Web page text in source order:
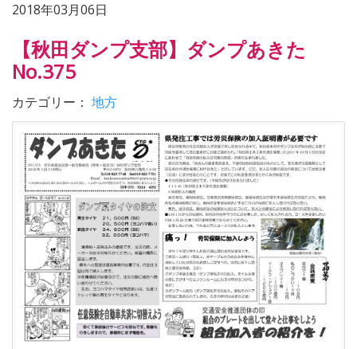
2018年03月06日
【秋田ダンプ支部】ダンプあきた
No.375
カテゴリー： 地方